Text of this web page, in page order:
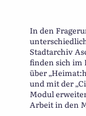
In den
Stadtarchiv
finden sich im
über
und mit der
Modul
Arbeit in den